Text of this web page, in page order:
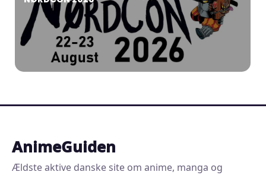
AnimeGuiden
Ældste aktive danske site om anime, manga og